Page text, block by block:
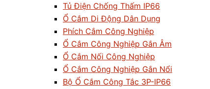
Tủ Điện Chống Thấm IP66
Ổ Cắm Di Động Dân Dụng
Phích Cắm Công Nghiệp
Ổ Cắm Công Nghiệp Gắn Âm
Ổ Cắm Nối Công Nghiệp
Ổ Cắm Công Nghiệp Gắn Nổi
Bộ Ổ Cắm Công Tắc 3P-IP66